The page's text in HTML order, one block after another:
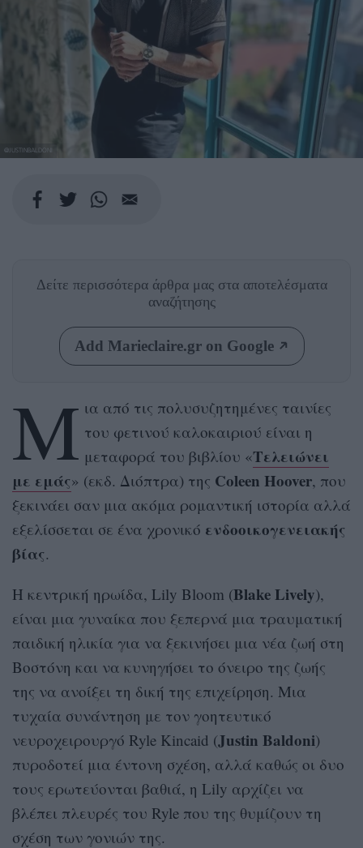
@JUSTINBALDONI
Δείτε περισσότερα άρθρα μας στα αποτελέσματα
αναζήτησης
Add Marieclaire.gr on Google
Μ ια από τις πολυσυζητημένες ταινίες
του φετινού καλοκαιριού είναι η
μεταφορά του βιβλίου «Τελειώνει
με εμάς» (εκδ. Διόπτρα) της Coleen Hoover, που
ξεκινάει σαν μια ακόμα ρομαντική ιστορία αλλά
εξελίσσεται σε ένα χρονικό ενδοοικογενειακής
βίας.
Η κεντρική ηρωίδα, Lily Bloom (Blake Lively),
είναι μια γυναίκα που ξεπερνά μια τραυματική
παιδική ηλικία για να ξεκινήσει μια νέα ζωή στη
Βοστόνη και να κυνηγήσει το όνειρο της ζωής
της να ανοίξει τη δική της επιχείρηση. Μια
τυχαία συνάντηση με τον γοητευτικό
νευροχειρουργό Ryle Kincaid (Justin Baldoni)
πυροδοτεί μια έντονη σχέση, αλλά καθώς οι δυο
τους ερωτεύονται βαθιά, η Lily αρχίζει να
βλέπει πλευρές του Ryle που της θυμίζουν τη
σχέση των γονιών της.